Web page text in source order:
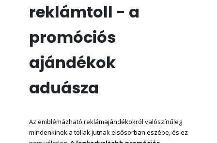
reklámtoll - a
promóciós
ajándékok
aduásza
Az emblémázható reklámajándékokról valószínűleg
mindenkinek a tollak jutnak elsősorban eszébe, és ez